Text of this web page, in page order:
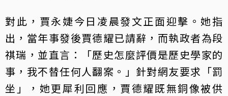
對此，賈永婕今日凌晨發文正面迎擊。她指
出，當年事發後賈德耀已請辭，而執政者為段
祺瑞，並直言：「歷史怎麼評價是歷史學家的
事，我不替任何人翻案。」針對網友要求「罰
坐」，她更犀利回應，賈德耀既無銅像被供